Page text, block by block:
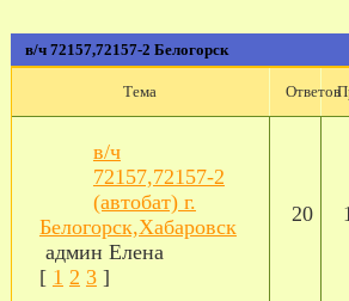
в/ч 72157,72157-2 Белогорск
Тема Ответов
в/ч
72157,72157-2
(автобат) г.
Белогорск,Хабаровск
админ Елена
[ 1 2 3 ]
20